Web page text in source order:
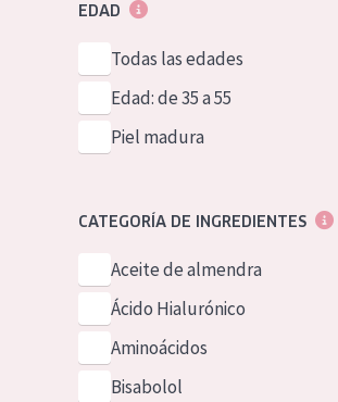
EDAD
Todas las edades
Edad: de 35 a 55
Piel madura
CATEGORÍA DE INGREDIENTES
Aceite de almendra
Ácido Hialurónico
Aminoácidos
Bisabolol